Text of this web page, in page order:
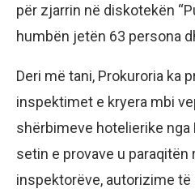
për zjarrin në diskotekën
humbën jetën 63 persona
Deri më tani, Prokuroria ka
inspektimet e kryera mbi
shërbimeve hotelierike nga
setin e provave u paraqitën
inspektorëve, autorizime